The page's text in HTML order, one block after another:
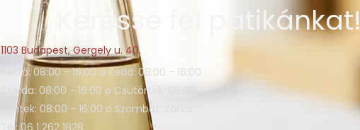
Keresse fel patikánkat!
1103 Budapest, Gergely u. 40.
Hétfő: 08:00 - 16:00 o Kedd: 08:00 - 16:00
Szerda: 08:00 - 16:00 o Csütörtök: 08:00 - 16:00
Péntek: 08:00 - 16:00 o Szombat: Zárva
Tel: 06 1 262 1828